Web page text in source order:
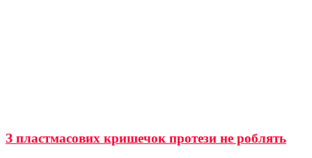
З пластмасових кришечок протези не роблять